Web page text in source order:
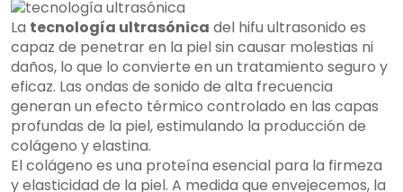
La tecnología ultrasónica del hifu ultrasonido es
capaz de penetrar en la piel sin causar molestias ni
daños, lo que lo convierte en un tratamiento seguro y
eficaz. Las ondas de sonido de alta frecuencia
generan un efecto térmico controlado en las capas
profundas de la piel, estimulando la producción de
colágeno y elastina.
El colágeno es una proteína esencial para la firmeza
y elasticidad de la piel. A medida que envejecemos, la